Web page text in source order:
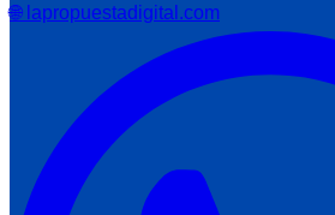
🌐 lapropuestadigital.com